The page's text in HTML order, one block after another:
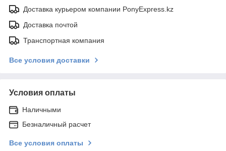
Доставка курьером компании PonyExpress.kz
Доставка почтой
Транспортная компания
Все условия доставки
Условия оплаты
Наличными
Безналичный расчет
Все условия оплаты